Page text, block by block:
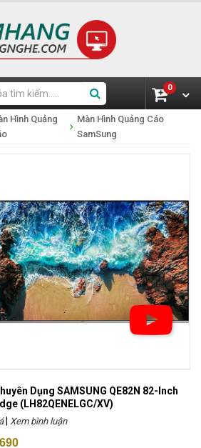
0
Hình Quảng
Màn Hình Quảng Cáo
SamSung
Dụng SAMSUNG QE82N 82-Inch
(LH82QENELGC/XV)
| Xem bình luận